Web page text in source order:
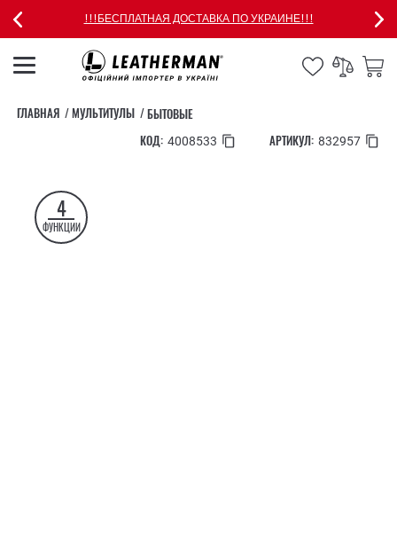
!!!БЕСПЛАТНАЯ ДОСТАВКА ПО УКРАИНЕ!!!
ГЛАВНАЯ МУЛЬТИТУЛЫ
БЫТОВЫЕ
КОД: 4008533 АРТИКУЛ: 832957
4
ФУНКЦИИ